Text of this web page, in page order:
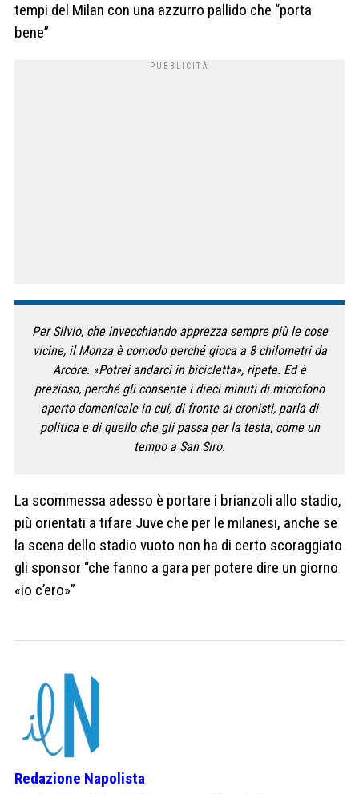
tempi del Milan con una azzurro pallido che “porta
bene”
Per Silvio, che invecchiando apprezza sempre più le cose
vicine, il Monza è comodo perché gioca a 8 chilometri da
Arcore. «Potrei andarci in bicicletta», ripete. Ed è
prezioso, perché gli consente i dieci minuti di microfono
aperto domenicale in cui, di fronte ai cronisti, parla di
politica e di quello che gli passa per la testa, come un
tempo a San Siro.
La scommessa adesso è portare i brianzoli allo stadio,
più orientati a tifare Juve che per le milanesi, anche se
la scena dello stadio vuoto non ha di certo scoraggiato
gli sponsor “che fanno a gara per potere dire un giorno
«io c’ero»”
Redazione Napolista